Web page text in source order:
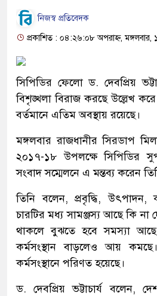
নিজস্ব প্রতিবেদক
প্রকাশিত : ০৪:২৬:০৮ অপরাহ্ন, মঙ্গলবার,
সিপিডির ফেলো ড. দেবপ্রিয়
বিশৃঙ্খলা বিরাজ করছে উল্লেখ
বর্তমানে এতিম অবস্থায় রয়েছে।
মঙ্গলবার রাজধানীর সিরডাপ
২০১৭-১৮ উপলক্ষে সিপিডির
সংবাদ সম্মেলনে এ মন্তব্য করেন
তিনি বলেন, প্রবৃদ্ধি,
চারটির মধ্য সামঞ্জস্য আছে কি না
থাকলে বুঝতে হবে সমস্যা
কর্মসংস্থান বাড়লেও আয়
কর্মসংস্থানে পরিণত হয়েছে।
ড. দেবপ্রিয় ভট্টাচার্য বলেন,